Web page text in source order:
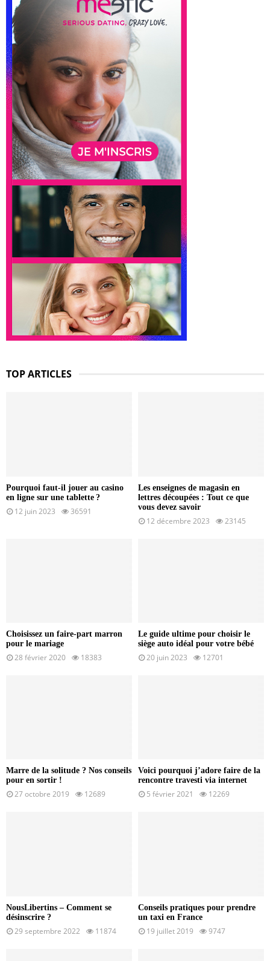
TOP ARTICLES
Pourquoi faut-il jouer au casino
en ligne sur une tablette ?
12 juin 2023 36591
Les enseignes de magasin en
lettres découpées : Tout ce que
vous devez savoir
12 décembre 2023 23145
Choisissez un faire-part marron
pour le mariage
28 février 2020 18383
Le guide ultime pour choisir le
siège auto idéal pour votre bébé
20 juin 2023 12701
Marre de la solitude ? Nos conseils
pour en sortir !
27 octobre 2019 12689
Voici pourquoi j’adore faire de la
rencontre travesti via internet
5 février 2021 12269
NousLibertins – Comment se
désinscrire ?
29 septembre 2022 11874
Conseils pratiques pour prendre
un taxi en France
19 juillet 2019 9747